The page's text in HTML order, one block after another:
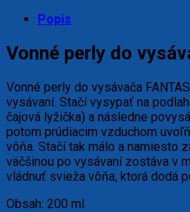
Popis
Vonné perly do
Vonné perly do vysávača
vysávaní. Stačí vysypať na
čajová lyžička) a následne
potom prúdiacim vzduchom
vôňa. Stačí tak málo a namiesto
väčšinou po vysávaní zostáva v
vládnuť svieža vôňa, ktorá dodá
Obsah: 200 ml